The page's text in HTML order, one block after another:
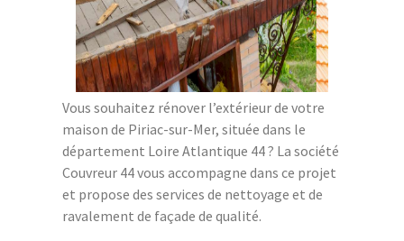
Vous souhaitez rénover l’extérieur de votre
maison de Piriac-sur-Mer, située dans le
département Loire Atlantique 44 ? La société
Couvreur 44 vous accompagne dans ce projet
et propose des services de nettoyage et de
ravalement de façade de qualité.